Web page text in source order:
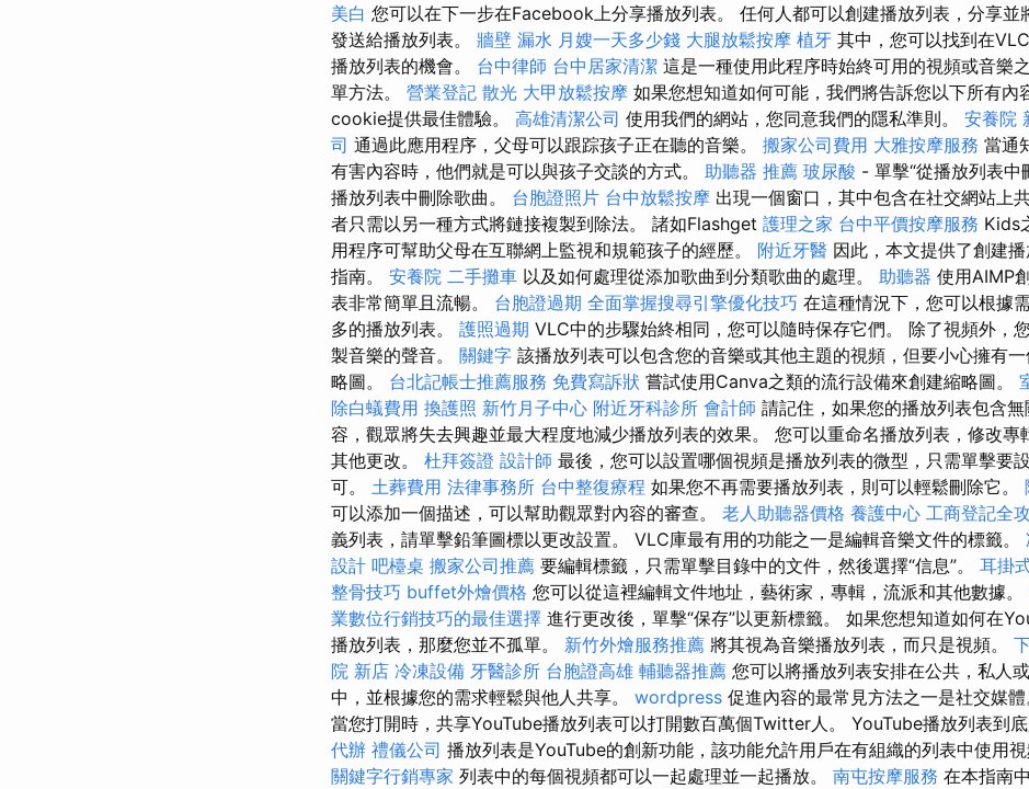
美白 您可以在下一步在Facebook上分享播放列表。 任何人都可以創建播放列表，分享並
發送給播放列表。 牆壁 漏水 月嫂一天多少錢 大腿放鬆按摩 植牙 其中，您可以找到在
播放列表的機會。 台中律師 台中居家清潔 這是一種使用此程序時始終可用的視頻或音樂
單方法。 營業登記 散光 大甲放鬆按摩 如果您想知道如何可能，我們將告訴您以下所有內
cookie提供最佳體驗。 高雄清潔公司 使用我們的網站，您同意我們的隱私準則。 安養院
司 通過此應用程序，父母可以跟踪孩子正在聽的音樂。 搬家公司費用 大雅按摩服務 當通
有害內容時，他們就是可以與孩子交談的方式。 助聽器 推薦 玻尿酸 - 單擊“從播放列表中
播放列表中刪除歌曲。 台胞證照片 台中放鬆按摩 出現一個窗口，其中包含在社交網站上
者只需以另一種方式將鏈接複製到除法。 諸如Flashget 護理之家 台中平價按摩服務 Kids
用程序可幫助父母在互聯網上監視和規範孩子的經歷。 附近牙醫 因此，本文提供了創建
指南。 安養院 二手攤車 以及如何處理從添加歌曲到分類歌曲的處理。 助聽器 使用AIMP
表非常簡單且流暢。 台胞證過期 全面掌握搜尋引擎優化技巧 在這種情況下，您可以根據
多的播放列表。 護照過期 VLC中的步驟始終相同，您可以隨時保存它們。 除了視頻外，
製音樂的聲音。 關鍵字 該播放列表可以包含您的音樂或其他主題的視頻，但要小心擁有
略圖。 台北記帳士推薦服務 免費寫訴狀 嘗試使用Canva之類的流行設備來創建縮略圖。
除白蟻費用 換護照 新竹月子中心 附近牙科診所 會計師 請記住，如果您的播放列表包含
容，觀眾將失去興趣並最大程度地減少播放列表的效果。 您可以重命名播放列表，修改專
其他更改。 杜拜簽證 設計師 最後，您可以設置哪個視頻是播放列表的微型，只需單擊要
可。 土葬費用 法律事務所 台中整復療程 如果您不再需要播放列表，則可以輕鬆刪除它。
可以添加一個描述，可以幫助觀眾對內容的審查。 老人助聽器價格 養護中心 工商登記全
義列表，請單擊鉛筆圖標以更改設置。 VLC庫最有用的功能之一是編輯音樂文件的標籤。
設計 吧檯桌 搬家公司推薦 要編輯標籤，只需單擊目錄中的文件，然後選擇“信息”。 耳掛
整骨技巧 buffet外燴價格 您可以從這裡編輯文件地址，藝術家，專輯，流派和其他數據。
業數位行銷技巧的最佳選擇 進行更改後，單擊“保存”以更新標籤。 如果您想知道如何在
播放列表，那麼您並不孤單。 新竹外燴服務推薦 將其視為音樂播放列表，而只是視頻。
院 新店 冷凍設備 牙醫診所 台胞證高雄 輔聽器推薦 您可以將播放列表安排在公共，私人
中，並根據您的需求輕鬆與他人共享。 wordpress 促進內容的最常見方法之一是社交媒體
當您打開時，共享YouTube播放列表可以打開數百萬個Twitter人。 YouTube播放列表到底
代辦 禮儀公司 播放列表是YouTube的創新功能，該功能允許用戶在有組織的列表中使用視
關鍵字行銷專家 列表中的每個視頻都可以一起處理並一起播放。 南屯按摩服務 在本指南